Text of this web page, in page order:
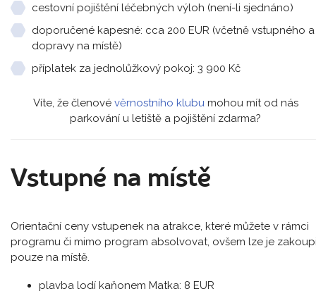
cestovní pojištění léčebných výloh (není-li sjednáno)
doporučené kapesné: cca 200 EUR (včetně vstupného a
dopravy na místě)
příplatek za jednolůžkový pokoj: 3 900 Kč
Víte, že členové věrnostního klubu mohou mít od nás
parkování u letiště a pojištění zdarma?
Vstupné na místě
Orientační ceny vstupenek na atrakce, které můžete v rámci
programu či mimo program absolvovat, ovšem lze je
pouze na místě.
plavba lodí kaňonem Matka: 8 EUR